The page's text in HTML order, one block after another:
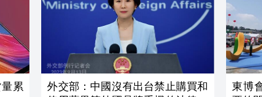
累
外交部：中國沒有出台禁止購買和
東博